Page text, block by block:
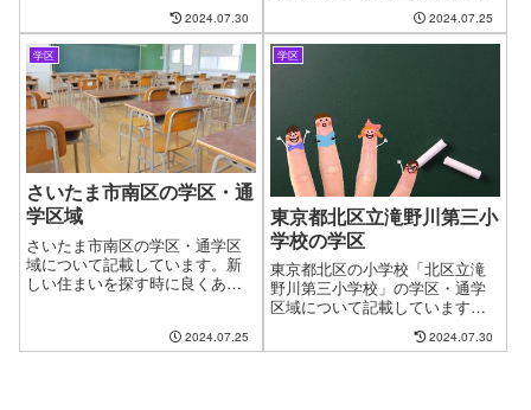
があります。やっと見つけたお
気に入りの物件も学校が変わっ
てしまうからと断念するケース
がございます。ファインドゼロ
ではお客様が簡単に、学区・通
学区域を指定して物件探しがで
きるように学区についてのペー
ジを作成しています。
2024.07.30
を探す時に良くある問題とし
て、お子様の通う学校の問題が
あります。やっと見つけたお気
ございます。ファインドゼロで
はお客様が簡単に、学区・通学
区域を指定して物件探しができ
るようにページを作成しまし
た。
2024.07.25
学区
さいたま市南区の学区・通
学区域
さいたま市南区の学区・通学区
域について記載しています。新
しい住まいを探す時に良くある
けたお気に入りの物件も学校が
変わってしまうからと断念する
2024.07.25
学区
東京都北区立滝野川第三小
学校の学区
東京都北区の小学校「北区立滝
野川第三小学校」の学区・通学
区域について記載しています。
新しい住まいを探す時に良くあ
る問題として、お子様の通う学
2024.07.30